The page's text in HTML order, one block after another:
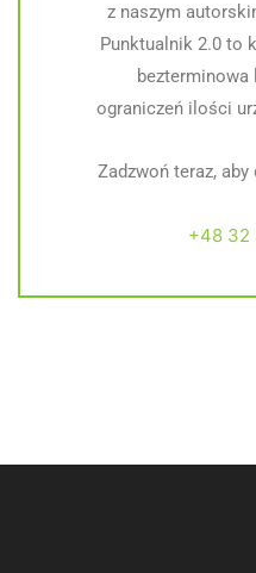
z naszym
Punktualnik 2.0 to
bezterminowa
ograniczeń ilości
Zadzwoń teraz,
+48 32